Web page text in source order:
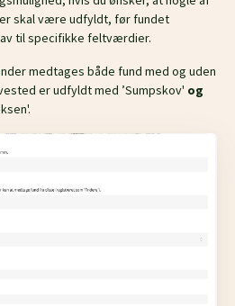
skal være udfyldt, før fundet
til specifikke feltværdier.
medtages både fund med og uden
er udfyldt med ’Sumpskov' og